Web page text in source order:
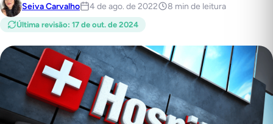
Seiva Carvalho 4 de ago. de 2022 8 min de leitura
Última revisão: 17 de out. de 2024